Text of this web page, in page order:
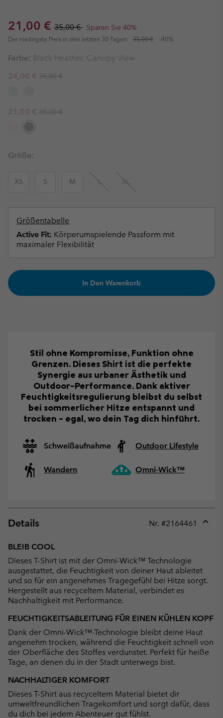
Sale price:
21,00 € Regular price:
35,00 € Sparen Sie 40%
Der niedrigste Preis in den letzten 30 Tagen: 35,00 € -40%
Farbe: Black Heather, Canopy View
Sale price:
24,00 € Regular price:
35,00 €
Sale price:
21,00 € Regular price:
35,00 €
Größe:
XS S M L XL
Größentabelle
Active Fit: Körperumspielende Passform mit
maximaler Flexibilität
In Den Warenkorb
Stil ohne Kompromisse, Funktion ohne
Grenzen. Dieses Shirt ist die perfekte
Synergie aus urbaner Ästhetik und
Outdoor-Performance. Dank aktiver
Feuchtigkeitsregulierung bleibst du selbst
bei sommerlicher Hitze entspannt und
trocken – egal, wo dein Tag dich hinführt.
Schweißaufnahme Outdoor Lifestyle
Wandern Omni-Wick™
Details Nr. #2164461
BLEIB COOL
Dieses T-Shirt ist mit der Omni-Wick™ Technologie
ausgestattet, die Feuchtigkeit von deiner Haut ableitet
und so für ein angenehmes Tragegefühl bei Hitze sorgt.
Hergestellt aus recyceltem Material, verbindet es
Nachhaltigkeit mit Performance.
FEUCHTIGKEITSABLEITUNG FÜR EINEN KÜHLEN KOPF
Dank der Omni-Wick™-Technologie bleibt deine Haut
angenehm trocken, während die Feuchtigkeit schnell von
der Oberfläche des Stoffes verdunstet. Perfekt für heiße
Tage, an denen du in der Stadt unterwegs bist.
NACHHALTIGER KOMFORT
Dieses T-Shirt aus recyceltem Material bietet dir
umweltfreundlichen Tragekomfort und sorgt dafür, dass
du dich bei jedem Abenteuer gut fühlst.